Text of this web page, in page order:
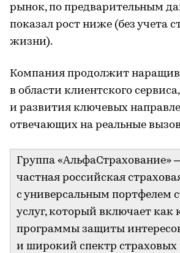
рынок, по предварительным
показал рост ниже (без учета
жизни).
Компания продолжит
в области клиентского
и развития ключевых
отвечающих на реальные
Группа
частная российская
с универсальным портфелем
услуг, который включает как
программы защиты
и широкий спектр страховых